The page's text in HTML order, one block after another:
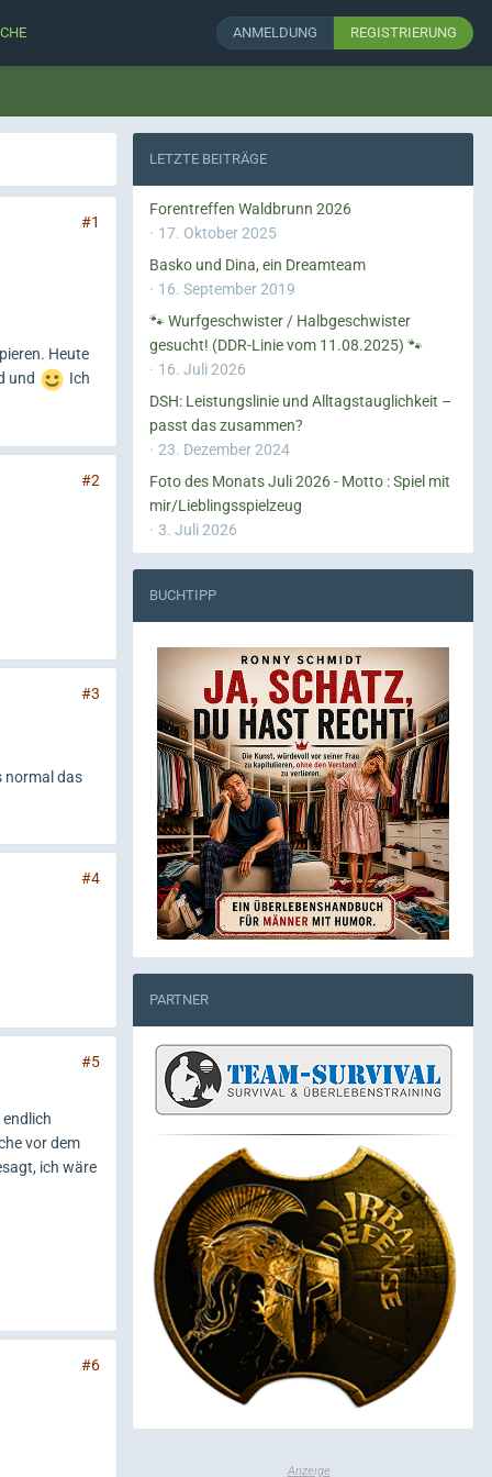
ANMELDUNG REGISTRIERUNG
#1
Heute
und
Ich
#2
#3
normal das
#4
#5
vor dem
ich wäre
#6
LETZTE BEITRÄGE
Forentreffen Waldbrunn 2026
17. Oktober 2025
Basko und Dina, ein Dreamteam
16. September 2019
🐾 Wurfgeschwister / Halbgeschwister
gesucht! (DDR-Linie vom 11.08.2025) 🐾
16. Juli 2026
DSH: Leistungslinie und Alltagstauglichkeit –
passt das zusammen?
23. Dezember 2024
Foto des Monats Juli 2026 - Motto : Spiel mit
mir/Lieblingsspielzeug
3. Juli 2026
BUCHTIPP
PARTNER